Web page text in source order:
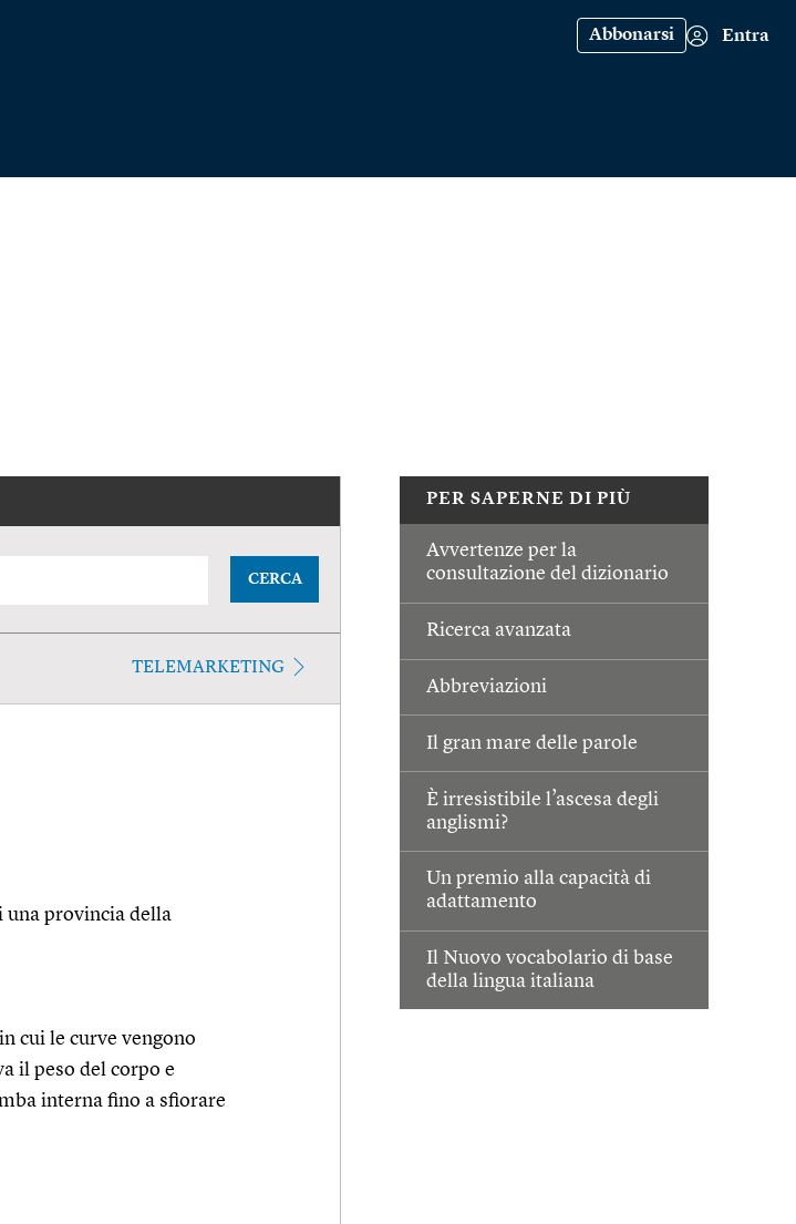
Abbonarsi Entra
PER SAPERNE DI PIÙ
Avvertenze per la
consultazione del dizionario
Ricerca avanzata
Abbreviazioni
Il gran mare delle parole
È irresistibile l’ascesa degli
anglismi?
Un premio alla capacità di
adattamento
Il Nuovo vocabolario di base
della lingua italiana
CERCA
TELEMARKETING
una provincia della
cui le curve vengono
il peso del corpo e
interna fino a sfiorare